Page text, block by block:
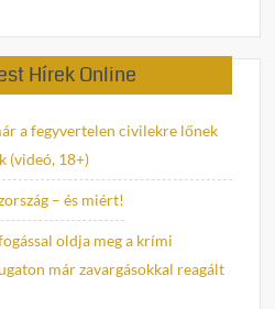
Hírek Online
a fegyvertelen civilekre lőnek
(videó, 18+)
– és miért!
oldja meg a krími
már zavargásokkal reagált